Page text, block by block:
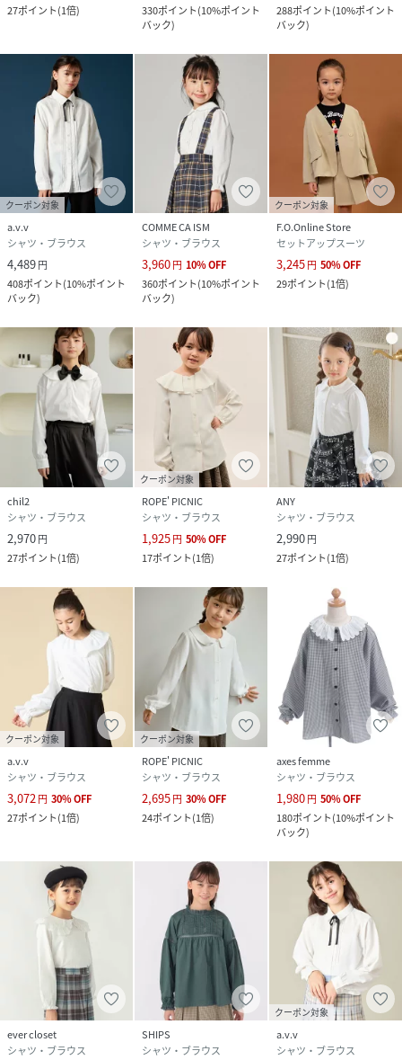
27ポイント(1倍)
330ポイント(10%ポイント
バック)
288ポイント(10%ポイント
バック)
クーポン対象
a.v.v
シャツ・ブラウス
4,489円
408ポイント(10%ポイント
バック)
COMME CA ISM
シャツ・ブラウス
3,960円 10%OFF
360ポイント(10%ポイント
バック)
クーポン対象
F.O.Online Store
セットアップスーツ
3,245円 50%OFF
29ポイント(1倍)
chil2
シャツ・ブラウス
2,970円
27ポイント(1倍)
クーポン対象
ROPE' PICNIC
シャツ・ブラウス
1,925円 50%OFF
17ポイント(1倍)
ANY
シャツ・ブラウス
2,990円
27ポイント(1倍)
クーポン対象
a.v.v
シャツ・ブラウス
3,072 円 30%OFF
27ポイント(1倍)
クーポン対象
ROPE' PICNIC
シャツ・ブラウス
2,695円 30%OFF
24ポイント(1倍)
axes femme
シャツ・ブラウス
1,980円 50%OFF
180ポイント(10%ポイント
バック)
ever closet
シャツ・ブラウス
SHIPS
シャツ・ブラウス
クーポン対象
a.v.v
シャツ・ブラウス